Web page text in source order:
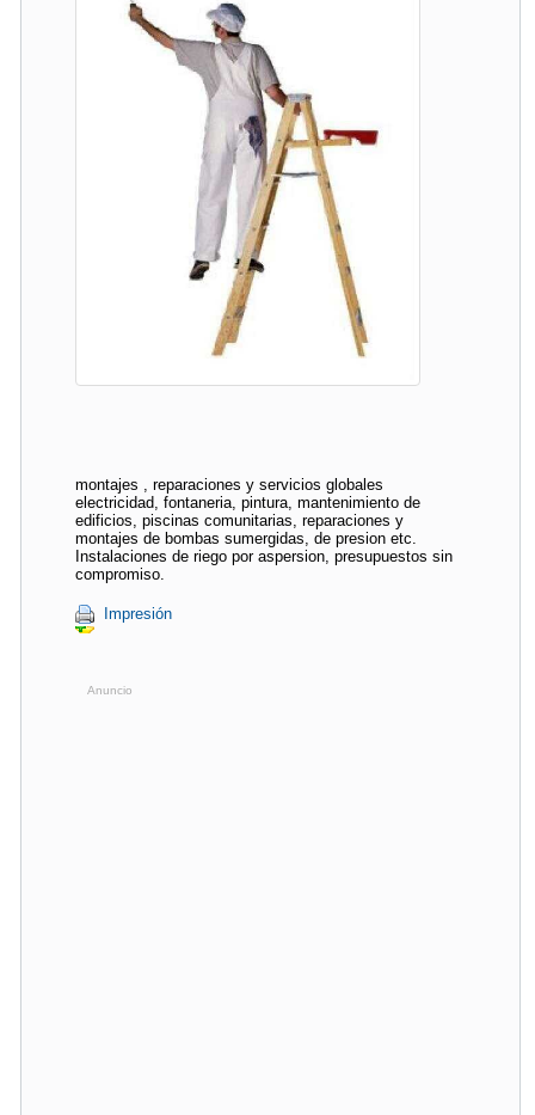
montajes , reparaciones y servicios globales
electricidad, fontaneria, pintura, mantenimiento de
edificios, piscinas comunitarias, reparaciones y
montajes de bombas sumergidas, de presion etc.
Instalaciones de riego por aspersion, presupuestos sin
compromiso.
Impresión
Anuncio